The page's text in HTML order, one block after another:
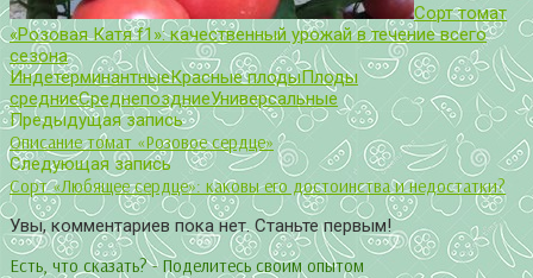
Сорт томат
«Розовая Катя f1»: качественный урожай в течение всего
сезона
ИндетерминантныеКрасные плодыПлоды
средниеСреднепоздниеУниверсальные
Предыдущая запись
Описание томат «Розовое сердце»
Следующая запись
Сорт «Любящее сердце»: каковы его достоинства и недостатки?
Увы, комментариев пока нет. Станьте первым!
Есть, что сказать? - Поделитесь своим опытом